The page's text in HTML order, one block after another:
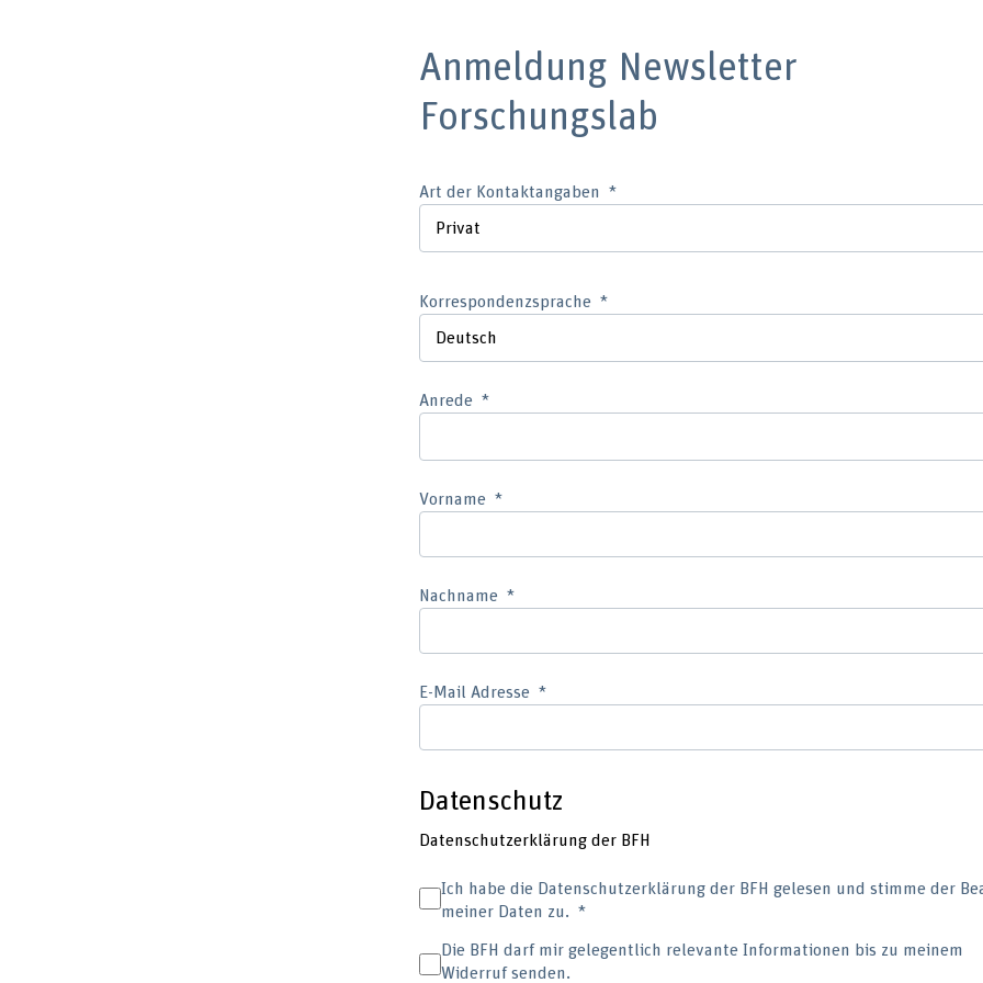
Anmeldung Newsletter
Forschungslab
Art der Kontaktangaben
Korrespondenzsprache
Anrede
Vorname
Nachname
E-Mail Adresse
Datenschutz
Datenschutzerklärung der BFH
Ich habe die Datenschutzerklärung der BFH gelesen und stimme der
meiner Daten zu.
Die BFH darf mir gelegentlich relevante Informationen bis zu meinem
Widerruf senden.